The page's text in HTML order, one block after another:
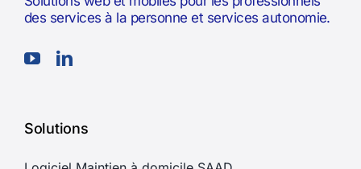
des services à la personne et services autonomie.
Solutions